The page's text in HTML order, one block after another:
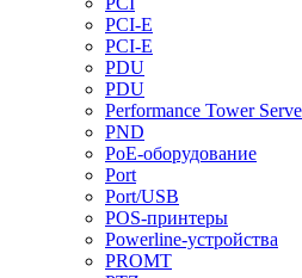
PCI-E
PCI-E
PDU
PDU
Performance Tower
PND
PoE-оборудование
Port
Port/USB
POS-принтеры
Powerline-устройства
PROMT